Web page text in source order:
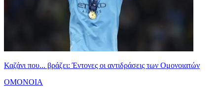
Καζάνι που... βράζει: Έντονες οι αντιδράσεις των Ομονοιατών
ΟΜΟΝΟΙΑ